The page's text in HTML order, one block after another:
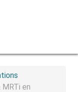
en